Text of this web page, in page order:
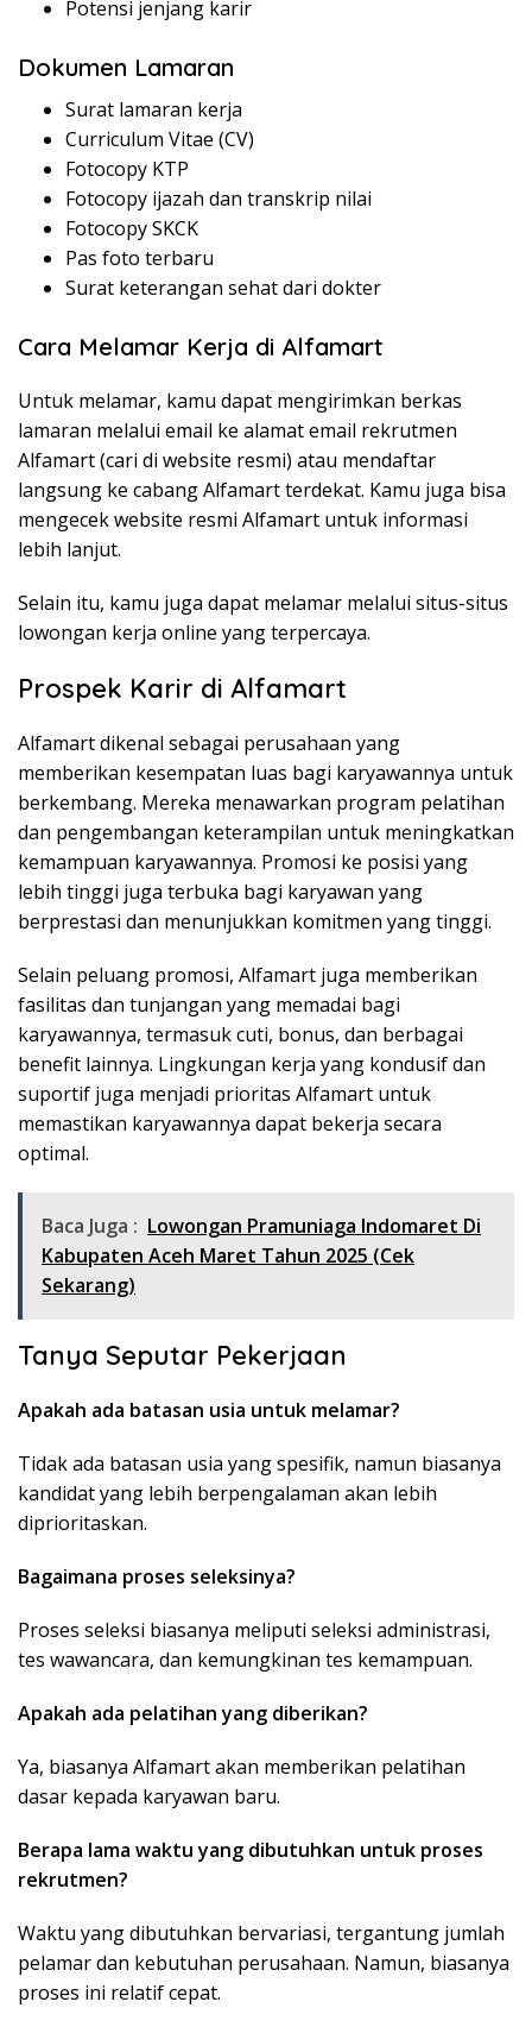
Potensi jenjang karir
Dokumen Lamaran
Surat lamaran kerja
Curriculum Vitae (CV)
Fotocopy KTP
Fotocopy ijazah dan transkrip nilai
Fotocopy SKCK
Pas foto terbaru
Surat keterangan sehat dari dokter
Cara Melamar Kerja di Alfamart
Untuk melamar, kamu dapat mengirimkan berkas
lamaran melalui email ke alamat email rekrutmen
Alfamart (cari di website resmi) atau mendaftar
langsung ke cabang Alfamart terdekat. Kamu juga bisa
mengecek website resmi Alfamart untuk informasi
lebih lanjut.
Selain itu, kamu juga dapat melamar melalui situs-situs
lowongan kerja online yang terpercaya.
Prospek Karir di Alfamart
Alfamart dikenal sebagai perusahaan yang
memberikan kesempatan luas bagi karyawannya untuk
berkembang. Mereka menawarkan program pelatihan
dan pengembangan keterampilan untuk meningkatkan
kemampuan karyawannya. Promosi ke posisi yang
lebih tinggi juga terbuka bagi karyawan yang
berprestasi dan menunjukkan komitmen yang tinggi.
Selain peluang promosi, Alfamart juga memberikan
fasilitas dan tunjangan yang memadai bagi
karyawannya, termasuk cuti, bonus, dan berbagai
benefit lainnya. Lingkungan kerja yang kondusif dan
suportif juga menjadi prioritas Alfamart untuk
memastikan karyawannya dapat bekerja secara
optimal.
Baca Juga : Lowongan Pramuniaga Indomaret Di
Kabupaten Aceh Maret Tahun 2025 (Cek
Sekarang)
Tanya Seputar Pekerjaan
Apakah ada batasan usia untuk melamar?
Tidak ada batasan usia yang spesifik, namun biasanya
kandidat yang lebih berpengalaman akan lebih
diprioritaskan.
Bagaimana proses seleksinya?
Proses seleksi biasanya meliputi seleksi administrasi,
tes wawancara, dan kemungkinan tes kemampuan.
Apakah ada pelatihan yang diberikan?
Ya, biasanya Alfamart akan memberikan pelatihan
dasar kepada karyawan baru.
Berapa lama waktu yang dibutuhkan untuk proses
rekrutmen?
Waktu yang dibutuhkan bervariasi, tergantung jumlah
pelamar dan kebutuhan perusahaan. Namun, biasanya
proses ini relatif cepat.